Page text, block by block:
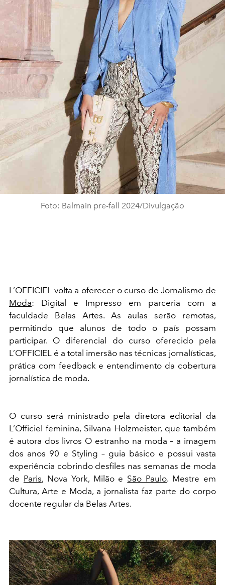
Foto: Balmain pre-fall 2024/Divulgação
L’OFFICIEL volta a oferecer o curso deJornalismo de
Moda: Digital e Impresso em parceria com a
faculdade Belas Artes. As aulas serão remotas,
permitindo que alunos de todo o país possam
participar. O diferencial do curso oferecido pela
L’OFFICIEL é a total imersão nas técnicas jornalísticas,
prática com feedback e entendimento da cobertura
jornalística de moda.
O curso será ministrado pela diretora editorial da
L’Officiel feminina, Silvana Holzmeister, que também
é autora dos livros O estranho na moda – a imagem
dos anos 90 e Styling – guia básico e possui vasta
experiência cobrindo desfiles nas semanas de moda
de Paris, Nova York, Milão e São Paulo. Mestre em
Cultura, Arte e Moda, a jornalista faz parte do corpo
docente regular da Belas Artes.